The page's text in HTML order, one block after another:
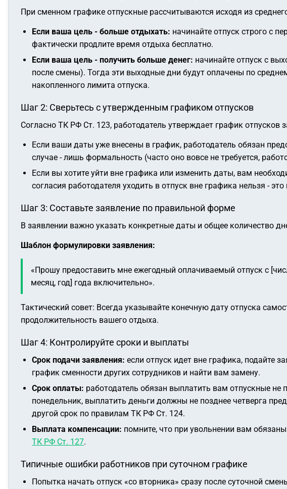
При сменном графике отпускные рассчитываются исходя из
Если ваша цель - больше отдыхать: начинайте отпуск строго с
фактически продлите время отдыха бесплатно.
Если ваша цель - получить больше денег: начинайте отпуск с
после смены). Тогда эти выходные дни будут оплачены по
накопленного лимита отпуска.
Шаг 2: Сверьтесь с утвержденным графиком отпусков
Согласно ТК РФ Ст. 123, работодатель утверждает график отпусков
Если ваши даты уже внесены в график, работодатель обязан
случае - лишь формальность (часто оно вовсе не требуется,
Если вы хотите уйти вне графика или изменить даты, вам
согласия работодателя уходить в отпуск вне графика нельзя -
Шаг 3: Составьте заявление по правильной форме
В заявлении важно указать конкретные даты и общее количество
Шаблон формулировки заявления:
«Прошу предоставить мне ежегодный оплачиваемый отпуск с
месяц, год] года включительно».
Тактический совет: Всегда указывайте конечную дату отпуска
продолжительность вашего отдыха.
Шаг 4: Контролируйте сроки и выплаты
Срок подачи заявления: если отпуск идет вне графика, подайте
график сменности других сотрудников и найти вам замену.
Срок оплаты: работодатель обязан выплатить вам отпускные не
понедельник, выплатить деньги должны не позднее четверга
другой срок по правилам ТК РФ Ст. 124.
Выплата компенсации: помните, что при увольнении вам
ТК РФ Ст. 127.
Типичные ошибки работников при суточном графике
Попытка начать отпуск «со вторника» сразу после суточной